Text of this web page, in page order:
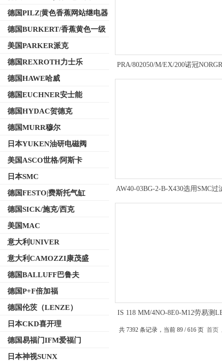
德国PILZ|黄色香蕉网站继电器
德国BURKERT/香蕉黄色一级
视频电磁阀
美国PARKER派克
德国REXROTH力士乐
德国HAWE哈威
德国EUCHNER安士能
德国HYDAC贺德克
德国MURR穆尔
日本YUKEN油研电磁阀
美国ASCO世格/阿斯卡
日本SMC
德国FESTO|费斯托气缸
德国SICK/施克/西克
美国MAC
意大利UNIVER
意大利CAMOZZI康茂盛
德国BALLUFF巴鲁夫
德国P+F倍加福
德国伦茨（LENZE）
日本CKD喜开理
德国易福门IFM爱福门
日本神视SUNX
PRA/802050/M/EX/200诺冠
AW40-03BG-2-B-X430选用SMC过
IS 118 MM/4NO-8E0-M12劳易测
共 7392 条记录，当前 89 / 616 页 首页